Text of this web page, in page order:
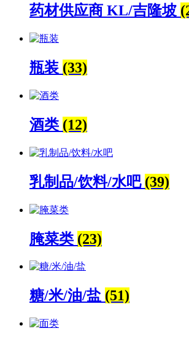
药材供应商 KL/吉隆坡
瓶装 (33)
酒类 (12)
乳制品/饮料/水吧 (39)
腌菜类 (23)
糖/米/油/盐 (51)